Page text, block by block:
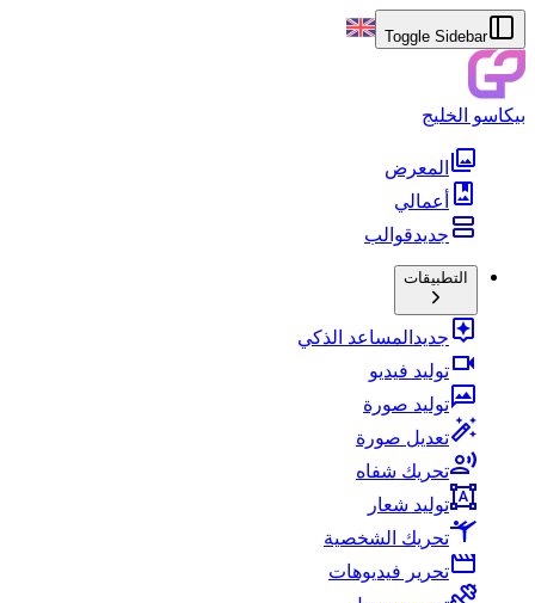
Toggle Sidebar
بيكاسو الخليج
المعرض
أعمالي
جديدقوالب
التطبيقات
جديد المساعد الذكي
توليد فيديو
توليد صورة
تعديل صورة
تحريك شفاه
توليد شعار
تحريك الشخصية
تحرير فيديوهات